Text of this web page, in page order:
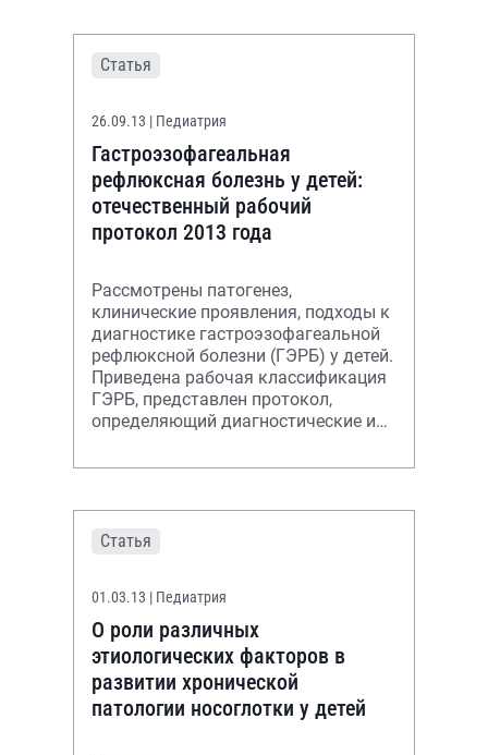
Статья
26.09.13 | Педиатрия
Гастроэзофагеальная
рефлюксная болезнь у детей:
отечественный рабочий
протокол 2013 года
Рассмотрены патогенез,
клинические проявления, подходы к
диагностике гастроэзофагеальной
рефлюксной болезни (ГЭРБ) у детей.
Приведена рабочая классификация
ГЭРБ, представлен протокол,
определяющий диагностические и
детей и
Статья
01.03.13 | Педиатрия
О роли различных
этиологических факторов в
развитии хронической
патологии носоглотки у детей